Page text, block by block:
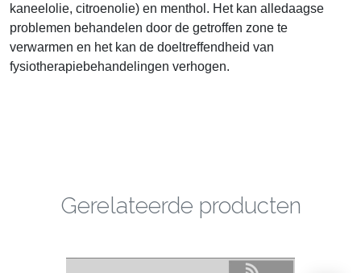
kaneelolie, citroenolie) en menthol. Het kan alledaagse
problemen behandelen door de getroffen zone te
verwarmen en het kan de doeltreffendheid van
fysiotherapiebehandelingen verhogen.
Gerelateerde producten